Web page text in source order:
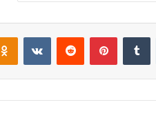
لينكدإن بينتيريست